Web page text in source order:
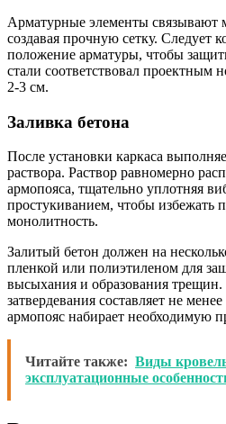
Арматурные элементы связывают
создавая прочную сетку. Следует
положение арматуры, чтобы
стали соответствовал
2-3 см.
Заливка бетона
После установки каркаса
раствора. Раствор равномерно
армопояса, тщательно уплотняя
простукиванием, чтобы избежать
монолитность.
Залитый бетон должен на
пленкой или полиэтиленом для
высыхания и образования
затвердевания составляет не
армопояс набирает необходимую
Читайте также: Виды
эксплуатационные